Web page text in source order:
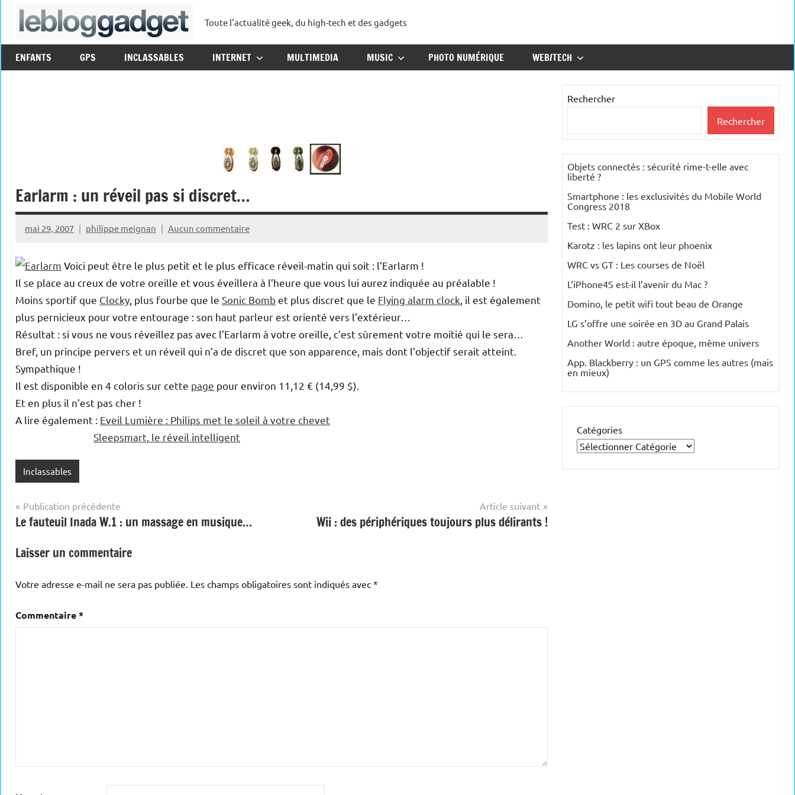
Aller
lebloggadget
Toute l'actualité geek, du high-tech et des gadgets
ENFANTS GPS INCLASSABLES INTERNET MULTIMEDIA MUSIC PHOTO NUMÉRIQUE WEB/TECH
Earlarm : un réveil pas si discret…
mai 29, 2007 philippe meignan Aucun commentaire
Voici peut être le plus petit et le plus efficace réveil-matin qui soit : l’Earlarm !
Il se place au creux de votre oreille et vous éveillera à l’heure que vous lui aurez indiquée au préalable !
Moins sportif que Clocky , plus fourbe que le Sonic Bombet plus discret que le Flying alarm clock , il est également
plus pernicieux pour votre entourage : son haut parleur est orienté vers l’extérieur…
Résultat : si vous ne vous réveillez pas avec l’Earlarm à votre oreille, c’est sûrement votre moitié qui le sera…
Bref, un principe pervers et un réveil qui n’a de discret que son apparence, mais dont l’objectif serait atteint.
Sympathique !
Il est disponible en 4 coloris sur cette page pour environ 11,12 € (14,99 $).
Et en plus il n’est pas cher !
A lire également : Eveil Lumière : Philips met le soleil à votre chevet
Sleepsmart, le réveil intelligent
Inclassables
Navigation
de
l’article
Publication précédente
Le fauteuil Inada W.1 : un massage en musique…
Article suivant
Wii : des périphériques toujours plus délirants !
Laisser un commentaire
Votre adresse e-mail ne sera pas publiée. Les champs obligatoires sont indiqués avec *
Commentaire*
Rechercher
Rechercher
Objets connectés : sécurité rime-t-elle avec
liberté ?
Smartphone : les exclusivités du Mobile World
Congress 2018
Test : WRC 2 sur XBox
Karotz : les lapins ont leur phoenix
WRC vs GT : Les courses de Noël
L’iPhone4S est-il l’avenir du Mac ?
Domino, le petit wifi tout beau de Orange
LG s’offre une soirée en 3D au Grand Palais
Another World : autre époque, même univers
App. Blackberry : un GPS comme les autres (mais
en mieux)
Catégories